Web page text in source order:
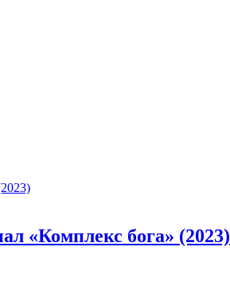
«Комплекс бога» (2023)